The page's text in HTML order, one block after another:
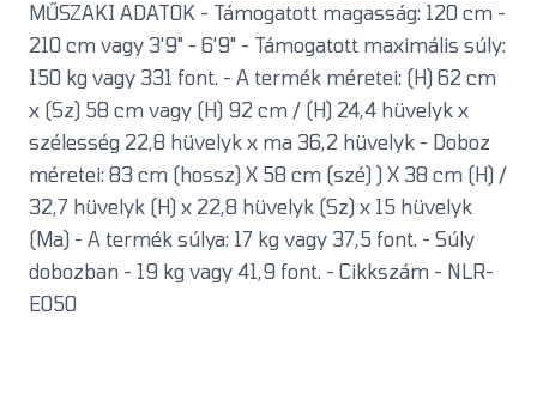
MŰSZAKI ADATOK - Támogatott magasság: 120 cm -
210 cm vagy 3'9" - 6'9" - Támogatott maximális súly:
150 kg vagy 331 font. - A termék méretei: (H) 62 cm
x (Sz) 58 cm vagy (H) 92 cm / (H) 24,4 hüvelyk x
szélesség 22,8 hüvelyk x ma 36,2 hüvelyk - Doboz
méretei: 83 cm (hossz) X 58 cm (szé) ) X 38 cm (H) /
32,7 hüvelyk (H) x 22,8 hüvelyk (Sz) x 15 hüvelyk
(Ma) - A termék súlya: 17 kg vagy 37,5 font. - Súly
dobozban - 19 kg vagy 41,9 font. - Cikkszám - NLR-
E050